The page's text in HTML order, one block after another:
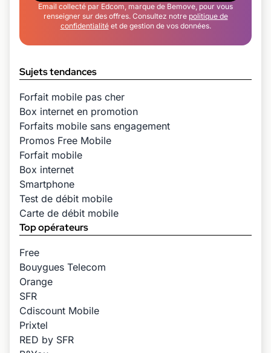
Email collecté par Edcom, marque de Bemove, pour vous
renseigner sur des offres. Consultez notre politique de
confidentialitéet de gestion de vos données.
Sujets tendances
Forfait mobile pas cher
Box internet en promotion
Forfaits mobile sans engagement
Promos Free Mobile
Forfait mobile
Box internet
Smartphone
Test de débit mobile
Carte de débit mobile
Top opérateurs
Free
Bouygues Telecom
Orange
SFR
Cdiscount Mobile
Prixtel
RED by SFR